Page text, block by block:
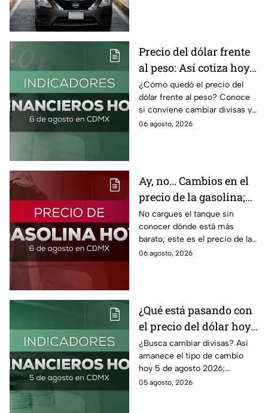
Precio del dólar frente
al peso: Así cotiza hoy 6
de agosto 2026
¿Cómo quedó el precio del
dólar frente al peso? Conoce
si conviene cambiar divisas y
cómo el flujo en el estrecho de
06 agosto, 2026
Ay, no... Cambios en el
precio de la gasolina;
así quedó HOY
No cargues el tanque sin
conocer dónde está más
barato; este es el precio de la
gasolina para hoy jueves 6 de
06 agosto, 2026
¿Qué está pasando con
el precio del dólar hoy
miércoles 5 de agosto
2026?
¿Busca cambiar divisas? Así
amanece el tipo de cambio
hoy 5 de agosto 2026;
consulta el precio del dólar
05 agosto, 2026